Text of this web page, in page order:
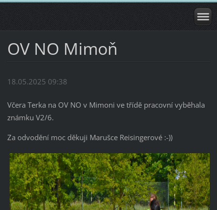
OV NO Mimoň
18.05.2025 09:38
Včera Terka na OV NO v Mimoni ve třídě pracovní vyběhala
známku V2/6.
Za odvodění moc děkuji Marušce Reisingerové :-))